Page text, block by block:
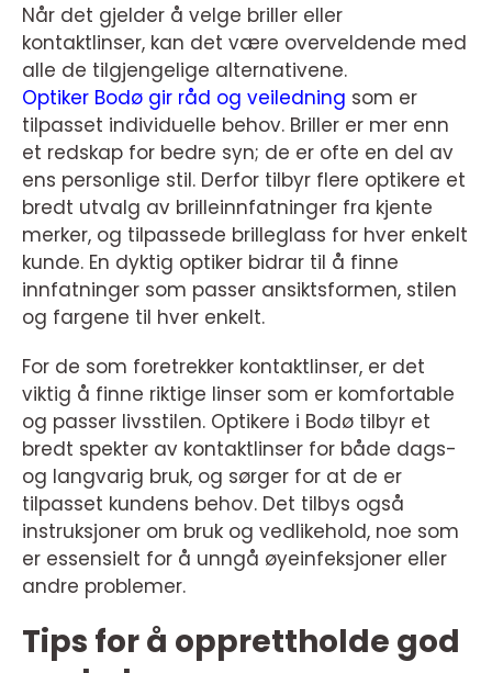
Når det gjelder å velge briller eller
kontaktlinser, kan det være overveldende med
alle de tilgjengelige alternativene.
Optiker Bodø gir råd og veiledning som er
tilpasset individuelle behov. Briller er mer enn
et redskap for bedre syn; de er ofte en del av
ens personlige stil. Derfor tilbyr flere optikere et
bredt utvalg av brilleinnfatninger fra kjente
merker, og tilpassede brilleglass for hver enkelt
kunde. En dyktig optiker bidrar til å finne
innfatninger som passer ansiktsformen, stilen
og fargene til hver enkelt.
For de som foretrekker kontaktlinser, er det
viktig å finne riktige linser som er komfortable
og passer livsstilen. Optikere i Bodø tilbyr et
bredt spekter av kontaktlinser for både dags-
og langvarig bruk, og sørger for at de er
tilpasset kundens behov. Det tilbys også
instruksjoner om bruk og vedlikehold, noe som
er essensielt for å unngå øyeinfeksjoner eller
andre problemer.
Tips for å opprettholde god